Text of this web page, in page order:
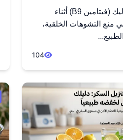
اكتشفي أهمية حمض الفوليك (فيتامين B9) أثناء
التشوهات الخلقية،
104